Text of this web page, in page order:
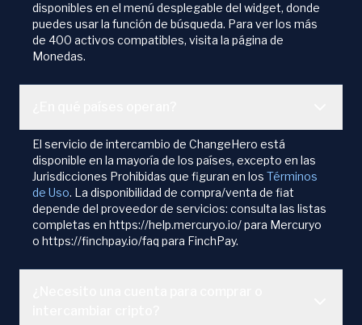
disponibles en el menú desplegable del widget, donde
puedes usar la función de búsqueda. Para ver los más
de 400 activos compatibles, visita la página de
Monedas.
El servicio de intercambio de ChangeHero está
disponible en la mayoría de los países, excepto en las
Jurisdicciones Prohibidas que figuran en los Términos
de Uso. La disponibilidad de compra/venta de fiat
depende del proveedor de servicios: consulta las listas
completas en https://help.mercuryo.io/ para Mercuryo
o https://finchpay.io/faq para FinchPay.